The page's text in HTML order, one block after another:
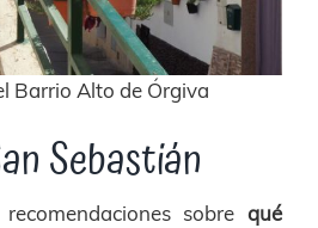
Barrio Alto de Órgiva
Sebastián
sobre qué